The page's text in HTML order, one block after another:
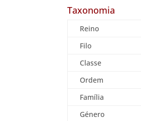
Taxonomia
Reino
Filo
Classe
Ordem
Família
Género